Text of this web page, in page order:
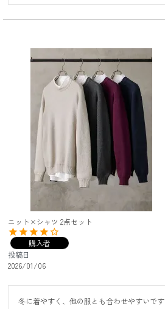
ニット×シャツ 2点セット
購入者
投稿日
2026/01/06
冬に着やすく、他の服とも合わせやすいです